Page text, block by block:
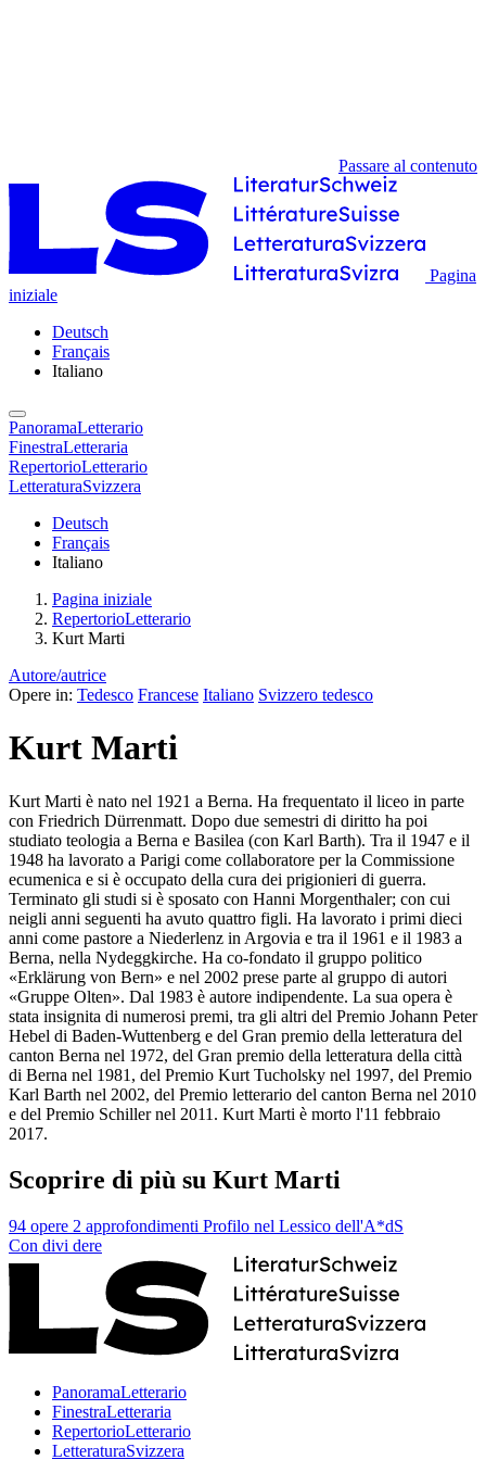
Passare al contenuto
Pagina
iniziale
Deutsch
Français
Italiano
PanoramaLetterario
FinestraLetteraria
RepertorioLetterario
LetteraturaSvizzera
Deutsch
Français
Italiano
Pagina iniziale
RepertorioLetterario
Kurt Marti
Autore/autrice
Opere in: Tedesco Francese Italiano Svizzero tedesco
Kurt Marti
Kurt Marti è nato nel 1921 a Berna. Ha frequentato il liceo in parte
con Friedrich Dürrenmatt. Dopo due semestri di diritto ha poi
studiato teologia a Berna e Basilea (con Karl Barth). Tra il 1947 e il
1948 ha lavorato a Parigi come collaboratore per la Commissione
ecumenica e si è occupato della cura dei prigionieri di guerra.
Terminato gli studi si è sposato con Hanni Morgenthaler; con cui
neigli anni seguenti ha avuto quattro figli. Ha lavorato i primi dieci
anni come pastore a Niederlenz in Argovia e tra il 1961 e il 1983 a
Berna, nella Nydeggkirche. Ha co-fondato il gruppo politico
«Erklärung von Bern» e nel 2002 prese parte al gruppo di autori
«Gruppe Olten». Dal 1983 è autore indipendente. La sua opera è
stata insignita di numerosi premi, tra gli altri del Premio Johann Peter
Hebel di Baden-Wuttenberg e del Gran premio della letteratura del
canton Berna nel 1972, del Gran premio della letteratura della città
di Berna nel 1981, del Premio Kurt Tucholsky nel 1997, del Premio
Karl Barth nel 2002, del Premio letterario del canton Berna nel 2010
e del Premio Schiller nel 2011. Kurt Marti è morto l'11 febbraio
2017.
Scoprire di più su Kurt Marti
94 opere 2 approfondimenti Profilo nel Lessico dell'A*dS
Con divi dere
PanoramaLetterario
FinestraLetteraria
RepertorioLetterario
LetteraturaSvizzera